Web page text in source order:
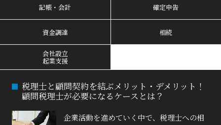
記帳・会計 確定申告
資金調達 相続
会社設立
起業支援
税理士と顧問契約を結ぶメリット・デメリット！
顧問税理士が必要になるケースとは？
企業活動を進めていく中で、税理士への相